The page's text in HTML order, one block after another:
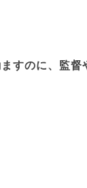
すのに、監